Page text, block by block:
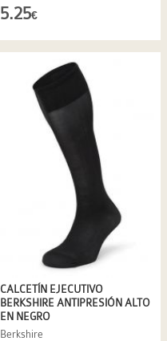
5.25€
CALCETÍN EJECUTIVO
BERKSHIRE ANTIPRESIÓN ALTO
EN NEGRO
Berkshire